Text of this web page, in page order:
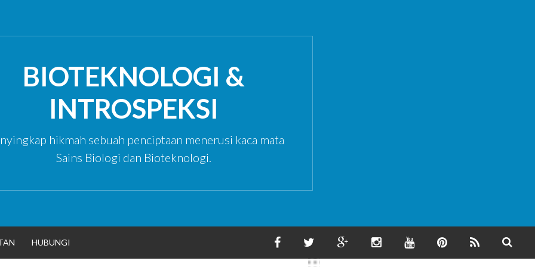
BIOTEKNOLOGI &
INTROSPEKSI
hikmah sebuah penciptaan menerusi kaca mata
Sains Biologi dan Bioteknologi.
HUBUNGI
I